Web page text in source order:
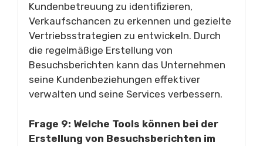
Kundenbetreuung zu identifizieren,
Verkaufschancen zu erkennen und gezielte
Vertriebsstrategien zu entwickeln. Durch
die regelmäßige Erstellung von
Besuchsberichten kann das Unternehmen
seine Kundenbeziehungen effektiver
verwalten und seine Services verbessern.
Frage 9: Welche Tools können bei der
Erstellung von Besuchsberichten im